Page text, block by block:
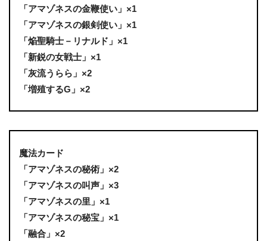
「アマゾネスの金鞭使い」×1
「アマゾネスの銀剣使い」×1
「焔聖騎士－リナルド」×1
「新鋭の女戦士」×1
「灰流うらら」×2
「増殖するG」×2
魔法カード
「アマゾネスの秘術」×2
「アマゾネスの叫声」×3
「アマゾネスの里」×1
「アマゾネスの秘宝」×1
「融合」×2